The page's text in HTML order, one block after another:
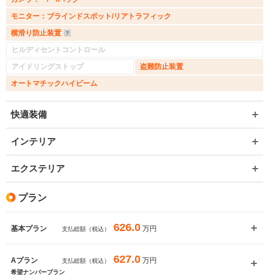
モニター：ブラインドスポット/リアトラフィック
横滑り防止装置
ヒルディセントコントロール
アイドリングストップ
盗難防止装置
オートマチックハイビーム
快適装備
インテリア
エクステリア
プラン
基本プラン 支払総額（税込） 626.0 万円
Aプラン 支払総額（税込） 627.0 万円
希望ナンバープラン